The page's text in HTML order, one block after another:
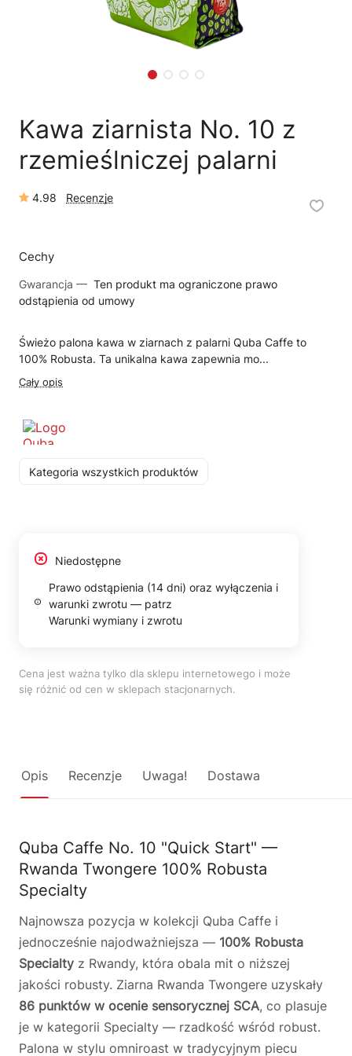
Kawa ziarnista No. 10 z
rzemieślniczej palarni
4.98 Recenzje
Cechy
Gwarancja — Ten produkt ma ograniczone prawo
odstąpienia od umowy
Świeżo palona kawa w ziarnach z palarni Quba Caffe to
100% Robusta. Ta unikalna kawa zapewnia mo...
Cały opis
Kategoria wszystkich produktów
Niedostępne
Prawo odstąpienia (14 dni) oraz wyłączenia i
warunki zwrotu — patrz
Warunki wymiany i zwrotu
Cena jest ważna tylko dla sklepu internetowego i może
się różnić od cen w sklepach stacjonarnych.
Opis Recenzje Uwaga! Dostawa
Quba Caffe No. 10 "Quick Start" —
Rwanda Twongere 100% Robusta
Specialty
Najnowsza pozycja w kolekcji Quba Caffe i
jednocześnie najodważniejsza — 100% Robusta
Specialty z Rwandy, która obala mit o niższej
jakości robusty. Ziarna Rwanda Twongere uzyskały
86 punktów w ocenie sensorycznej SCA, co plasuje
je w kategorii Specialty — rzadkość wśród robust.
Palona w stylu omniroast w tradycyjnym piecu
Jak kupić w sklepie? 🧴Odkamienianie
📦Reklamacja towaru